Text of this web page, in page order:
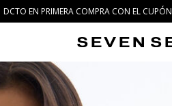
DCTO EN PRIMERA COMPRA CON EL CUPÓN